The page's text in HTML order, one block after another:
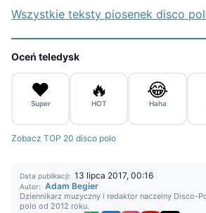
Wszystkie teksty piosenek disco
Oceń teledysk
❤️
Super
🔥
HOT
😂
Haha
Zobacz TOP 20 disco polo
Data publikacji: 13 lipca 2017, 00:16
Autor: Adam Begier
Dziennikarz muzyczny i redaktor naczelny Disco-
polo od 2012 roku.